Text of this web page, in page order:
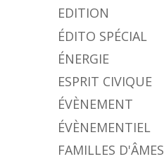
EDITION
ÉDITO SPÉCIAL
ÉNERGIE
ESPRIT CIVIQUE
ÉVÈNEMENT
ÉVÈNEMENTIEL
FAMILLES D'ÂMES